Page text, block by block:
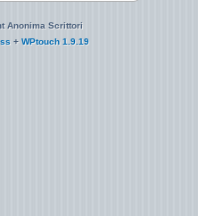
Anonima Scrittori
+ WPtouch 1.9.19